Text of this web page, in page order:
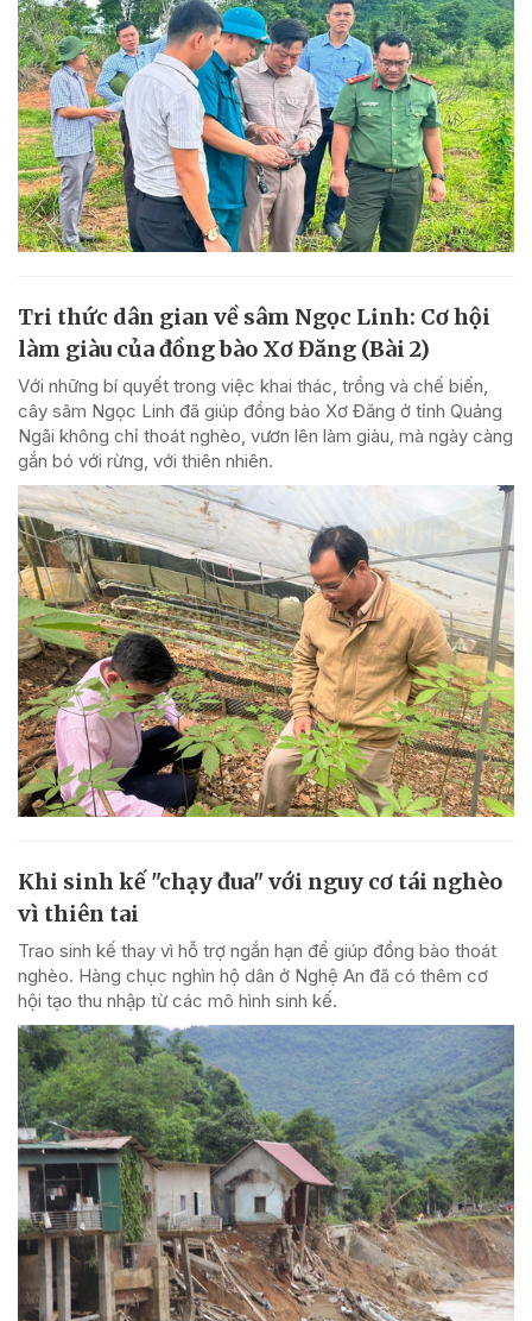
Tri thức dân gian về sâm Ngọc Linh: Cơ hội
làm giàu của đồng bào Xơ Đăng (Bài 2)
Với những bí quyết trong việc khai thác, trồng và chế biến,
cây sâm Ngọc Linh đã giúp đồng bào Xơ Đăng ở tỉnh Quảng
Ngãi không chỉ thoát nghèo, vươn lên làm giàu, mà ngày càng
gắn bó với rừng, với thiên nhiên.
Khi sinh kế "chạy đua" với nguy cơ tái nghèo
vì thiên tai
Trao sinh kế thay vì hỗ trợ ngắn hạn để giúp đồng bào thoát
nghèo. Hàng chục nghìn hộ dân ở Nghệ An đã có thêm cơ
hội tạo thu nhập từ các mô hình sinh kế.